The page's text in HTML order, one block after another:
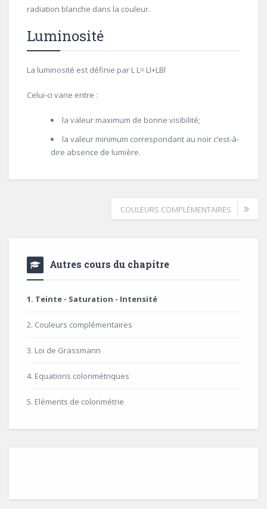
radiation blanche dans la couleur.
Luminosité
La luminosité est définie par L L= Ll+LBl
Celui-ci varie entre :
la valeur maximum de bonne visibilité;
la valeur minimum correspondant au noir c’est-à-
dire absence de lumière.
COULEURS COMPLÉMENTAIRES
Autres cours du chapitre
1. Teinte - Saturation - Intensité
2. Couleurs complémentaires
3. Loi de Grassmann
4. Equations colorimétriques
5. Eléments de colorimétrie